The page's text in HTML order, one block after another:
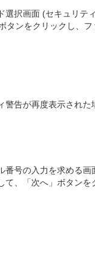
選択画面 (セキュリテ
タンをクリックし、フ
警告が再度表示された
番号の入力を求める
て、「次へ」ボタンを